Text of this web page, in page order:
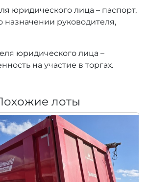
юридического лица – паспорт,
назначении руководителя,
юридического лица –
на участие в торгах.
лоты